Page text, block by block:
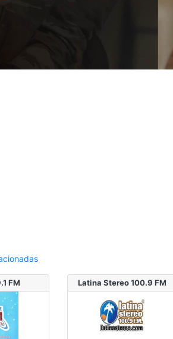
FM Latina Stereo 100.9 FM